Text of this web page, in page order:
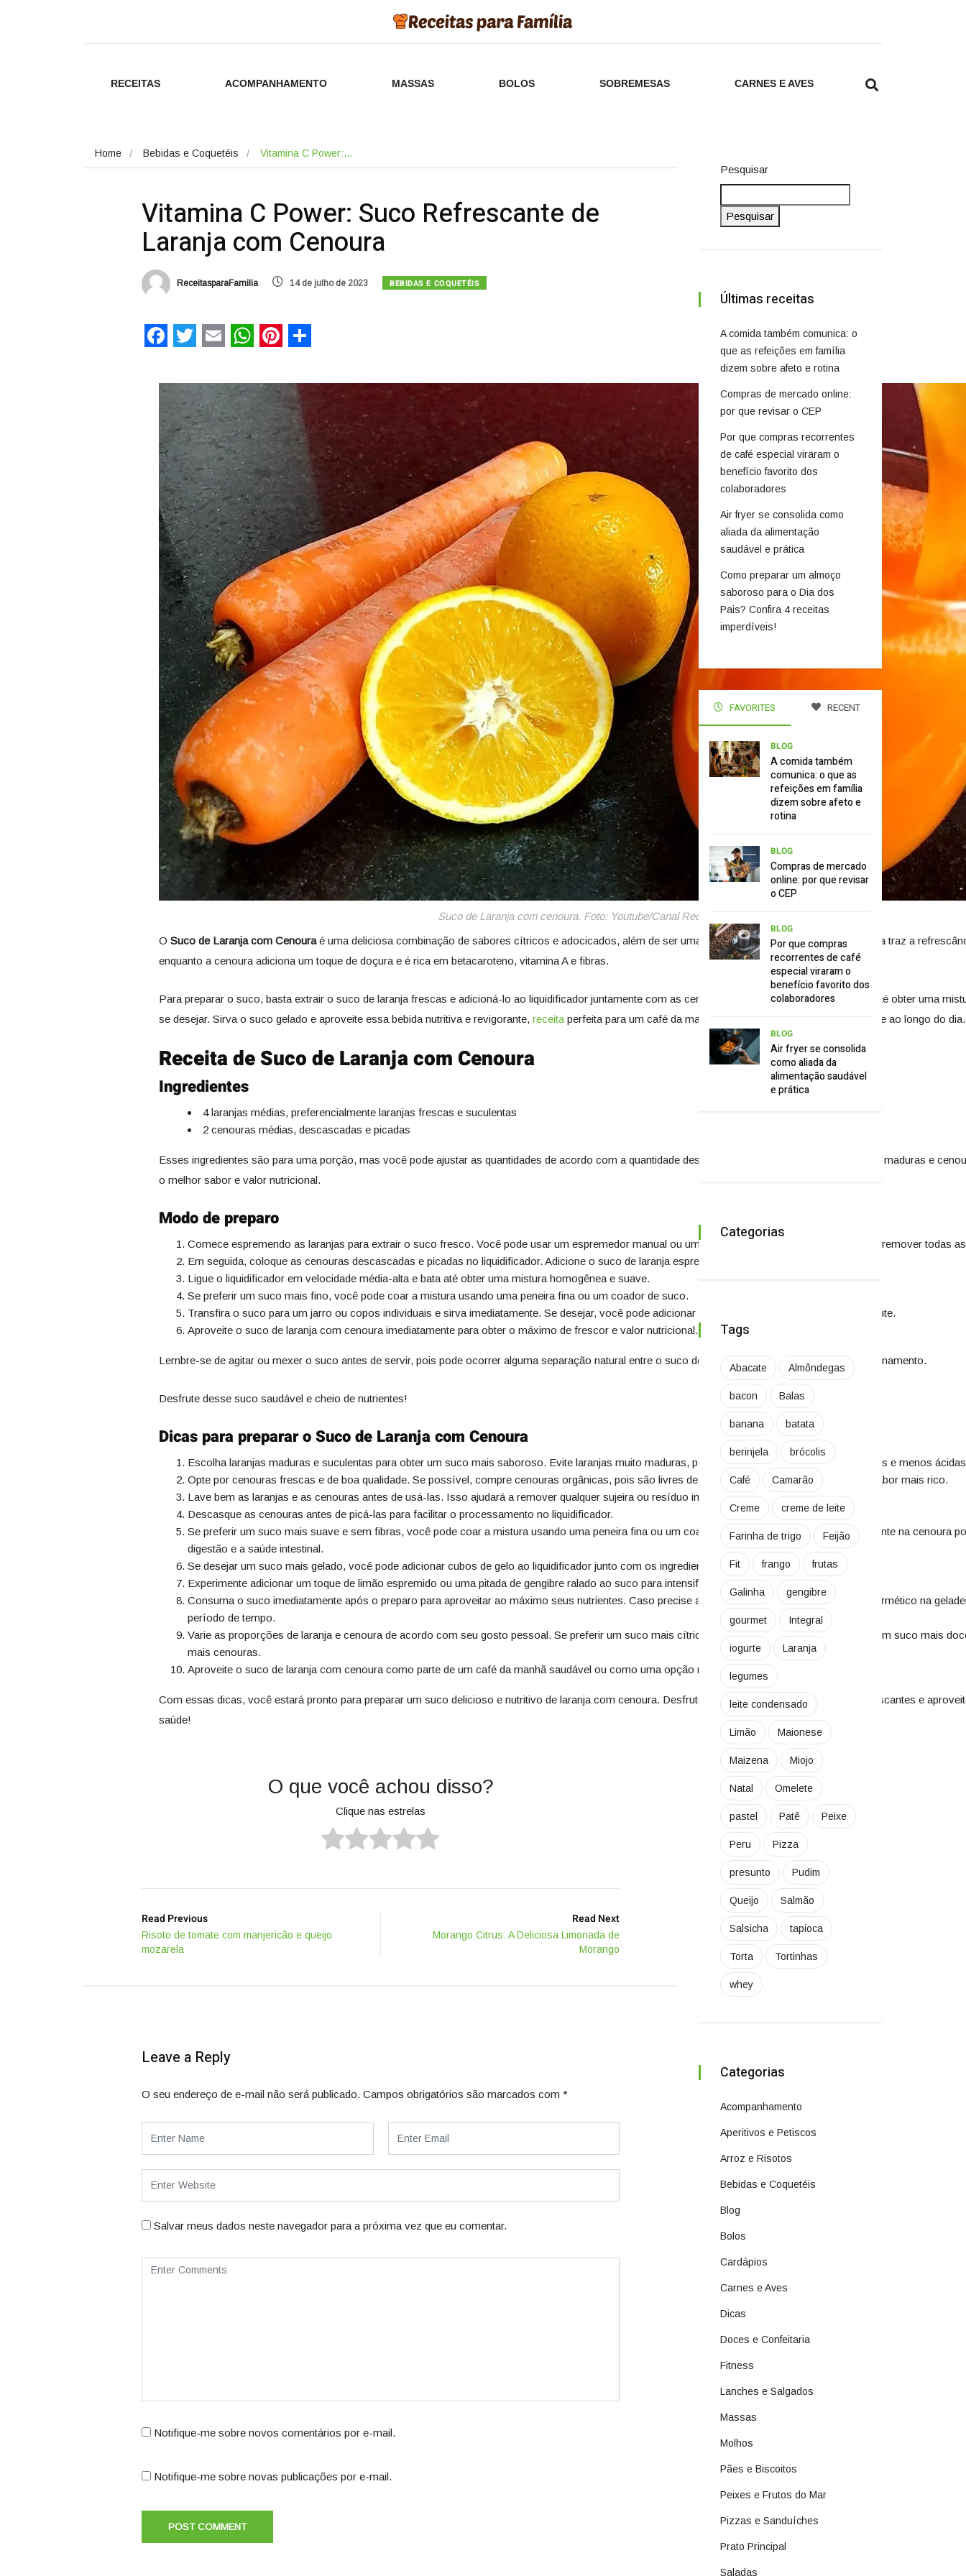
RECEITAS ACOMPANHAMENTO MASSAS BOLOS SOBREMESAS CARNES E AVES
Home Bebidas e Coquetéis Vitamina C Power:…
Vitamina C Power: Suco Refrescante de
Laranja com Cenoura
ReceitasparaFamilia 14 de julho de 2023 BEBIDAS E COQUETÉIS
Suco de Laranja com cenoura. Foto: Youtube/Canal Receitas sem Blá Blá Blá
O Suco de Laranja com Cenouraé uma deliciosa combinação de sabores cítricos e adocicados, além de ser uma excelente fonte de nutrientes. A laranja traz a
enquanto a cenoura adiciona um toque de doçura e é rica em betacaroteno, vitamina A e fibras.
Para preparar o suco, basta extrair o suco de laranja frescas e adicioná-lo ao liquidificador juntamente com as cenouras descascadas e picadas. Bata até obter uma
se desejar. Sirva o suco gelado e aproveite essa bebida nutritiva e revigorante, receita perfeita para um café da manhã saudável ou um lanche refrescante ao longo do dia.
Receita de Suco de Laranja com Cenoura
Ingredientes
4 laranjas médias, preferencialmente laranjas frescas e suculentas
2 cenouras médias, descascadas e picadas
Esses ingredientes são para uma porção, mas você pode ajustar as quantidades de acordo com a quantidade desejada. Lembre-se de escolher laranjas maduras e
o melhor sabor e valor nutricional.
Modo de preparo
Comece espremendo as laranjas para extrair o suco fresco. Você pode usar um espremedor manual ou um espremedor elétrico. Certifique-se de remover todas
Em seguida, coloque as cenouras descascadas e picadas no liquidificador. Adicione o suco de laranja espremido no liquidificador.
Ligue o liquidificador em velocidade média-alta e bata até obter uma mistura homogênea e suave.
Se preferir um suco mais fino, você pode coar a mistura usando uma peneira fina ou um coador de suco.
Transfira o suco para um jarro ou copos individuais e sirva imediatamente. Se desejar, você pode adicionar gelo para deixar o suco mais refrescante.
Aproveite o suco de laranja com cenoura imediatamente para obter o máximo de frescor e valor nutricional.
Lembre-se de agitar ou mexer o suco antes de servir, pois pode ocorrer alguma separação natural entre o suco de laranja e a cenoura durante o armazenamento.
Desfrute desse suco saudável e cheio de nutrientes!
Dicas para preparar o Suco de Laranja com Cenoura
Escolha laranjas maduras e suculentas para obter um suco mais saboroso. Evite laranjas muito maduras, pois podem estar excessivamente doces e menos
Opte por cenouras frescas e de boa qualidade. Se possível, compre cenouras orgânicas, pois são livres de produtos químicos e podem ter um sabor mais rico.
Lave bem as laranjas e as cenouras antes de usá-las. Isso ajudará a remover qualquer sujeira ou resíduo indesejado.
Descasque as cenouras antes de picá-las para facilitar o processamento no liquidificador.
Se preferir um suco mais suave e sem fibras, você pode coar a mistura usando uma peneira fina ou um coador de suco. No entanto, a fibra presente na cenoura
digestão e a saúde intestinal.
Se desejar um suco mais gelado, você pode adicionar cubos de gelo ao liquidificador junto com os ingredientes.
Experimente adicionar um toque de limão espremido ou uma pitada de gengibre ralado ao suco para intensificar os sabores.
Consuma o suco imediatamente após o preparo para aproveitar ao máximo seus nutrientes. Caso precise armazenar, faça-o em um recipiente hermético na
período de tempo.
Varie as proporções de laranja e cenoura de acordo com seu gosto pessoal. Se preferir um suco mais cítrico, adicione mais laranjas. Se preferir um suco mais
mais cenouras.
Aproveite o suco de laranja com cenoura como parte de um café da manhã saudável ou como uma opção refrescante de lanche ao longo do dia.
Com essas dicas, você estará pronto para preparar um suco delicioso e nutritivo de laranja com cenoura. Desfrute dessa combinação de sabores refrescantes e
saúde!
O que você achou disso?
Clique nas estrelas
Read Previous
Risoto de tomate com manjericão e queijo
mozarela
Read Next
Morango Citrus: A Deliciosa Limonada de
Morango
Leave a Reply
O seu endereço de e-mail não será publicado. Campos obrigatórios são marcados com *
Salvar meus dados neste navegador para a próxima vez que eu comentar.
Notifique-me sobre novos comentários por e-mail.
Notifique-me sobre novas publicações por e-mail.
Pesquisar
Pesquisar
Últimas receitas
A comida também comunica: o
que as refeições em família
dizem sobre afeto e rotina
Compras de mercado online:
por que revisar o CEP
Por que compras recorrentes
de café especial viraram o
benefício favorito dos
colaboradores
Air fryer se consolida como
aliada da alimentação
saudável e prática
Como preparar um almoço
saboroso para o Dia dos
Pais? Confira 4 receitas
imperdíveis!
FAVORITES RECENT
BLOG
A comida também
comunica: o que as
refeições em família
dizem sobre afeto e
rotina
BLOG
Compras de mercado
online: por que revisar
o CEP
BLOG
Por que compras
recorrentes de café
especial viraram o
benefício favorito dos
colaboradores
BLOG
Air fryer se consolida
como aliada da
alimentação saudável
e prática
Categorias
Tags
Abacate Almôndegas
bacon Balas
banana batata
berinjela brócolis
Café Camarão
Creme creme de leite
Farinha de trigo Feijão
Fit frango frutas
Galinha gengibre
gourmet Integral
iogurte Laranja
legumes
leite condensado
Limão Maionese
Maizena Miojo
Natal Omelete
pastel Patê Peixe
Peru Pizza
presunto Pudim
Queijo Salmão
Salsicha tapioca
Torta Tortinhas
whey
Categorias
Acompanhamento
Aperitivos e Petiscos
Arroz e Risotos
Bebidas e Coquetéis
Blog
Bolos
Cardápios
Carnes e Aves
Dicas
Doces e Confeitaria
Fitness
Lanches e Salgados
Massas
Molhos
Pães e Biscoitos
Peixes e Frutos do Mar
Pizzas e Sanduíches
Prato Principal
Saladas